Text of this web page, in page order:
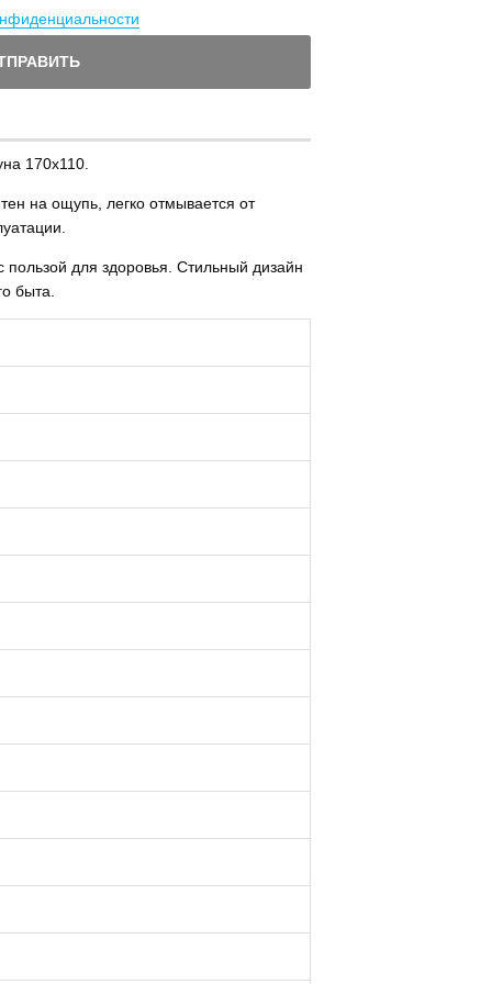
170х110.
на ощупь, легко отмывается от
для здоровья. Стильный дизайн
быта.